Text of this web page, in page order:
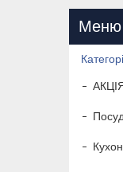
Посуд